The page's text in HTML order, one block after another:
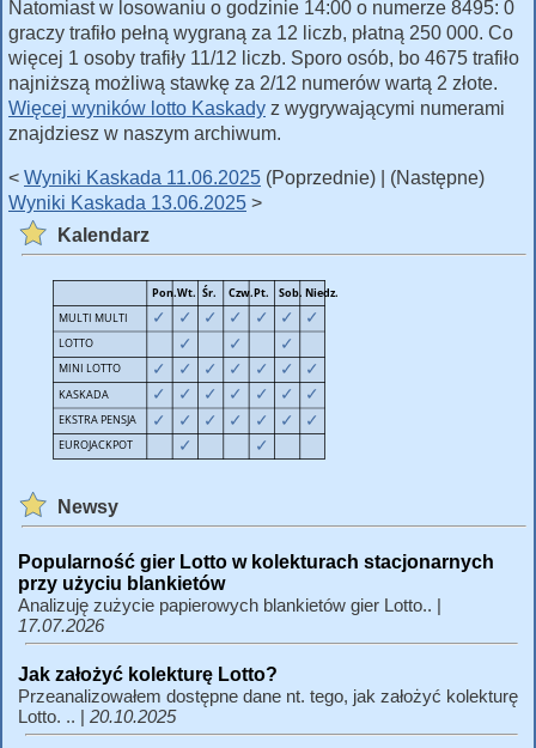
Natomiast w losowaniu o godzinie 14:00 o numerze 8495: 0
graczy trafiło pełną wygraną za 12 liczb, płatną 250 000. Co
więcej 1 osoby trafiły 11/12 liczb. Sporo osób, bo 4675 trafiło
najniższą możliwą stawkę za 2/12 numerów wartą 2 złote.
Więcej wyników lotto Kaskady z wygrywającymi numerami
znajdziesz w naszym archiwum.
< Wyniki Kaskada 11.06.2025 (Poprzednie) | (Następne)
Wyniki Kaskada 13.06.2025 >
Kalendarz
Newsy
Popularność gier Lotto w kolekturach stacjonarnych
przy użyciu blankietów
Analizuję zużycie papierowych blankietów gier Lotto.. |
17.07.2026
Jak założyć kolekturę Lotto?
Przeanalizowałem dostępne dane nt. tego, jak założyć kolekturę
Lotto. .. | 20.10.2025